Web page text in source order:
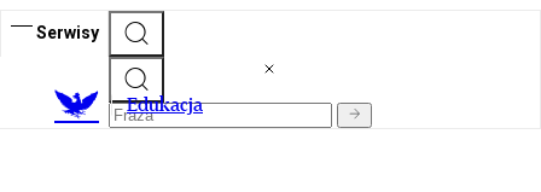
Serwisy
Edukacja